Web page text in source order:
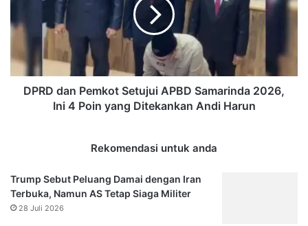
Samarinda
Ini
4
PoinDPRD dan Pemkot Setujui APBD Samarinda 2026,
Ini 4 Poin yang Ditekankan Andi Harun
Rekomendasi untuk anda
Trump Sebut Peluang Damai dengan Iran
Terbuka, Namun AS Tetap Siaga Militer
28 Juli 2026